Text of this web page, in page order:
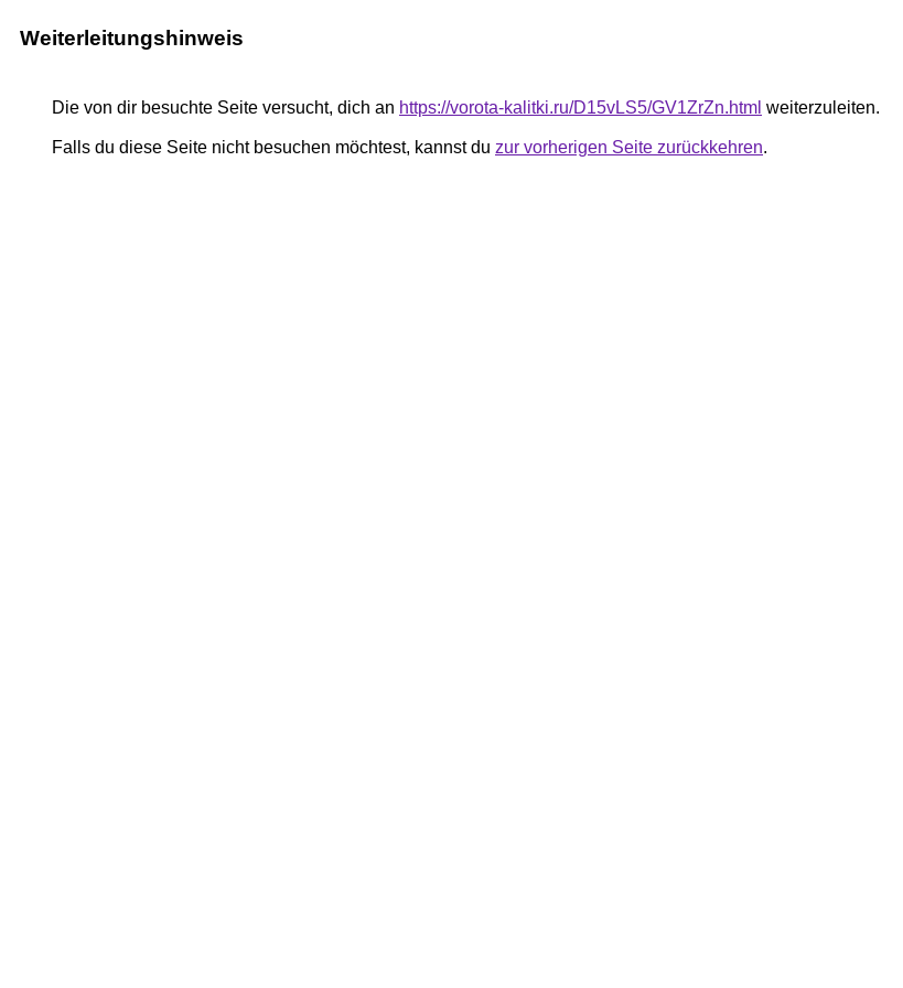
Weiterleitungshinweis
Die von dir besuchte Seite versucht, dich an https://vorota-kalitki.ru/D15vLS5/GV1ZrZn.html weiterzuleiten.
Falls du diese Seite nicht besuchen möchtest, kannst du zur vorherigen Seite zurückkehren.